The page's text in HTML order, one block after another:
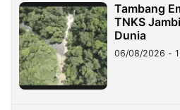
Tambang
TNKS
Dunia
06/08/2026 -